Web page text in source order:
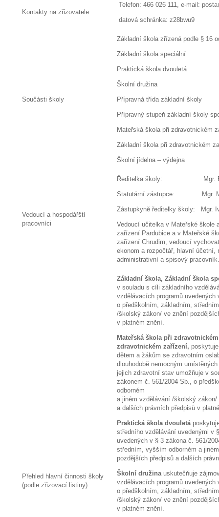
Kontakty na zřizovatele
Telefon: 466 026 111, e-mail:
datová schránka: z28bwu9
Součásti školy
Základní škola zřízená podle § 16
Základní škola speciální
Praktická škola dvouletá
Školní družina
Přípravná třída základní školy
Přípravný stupeň základní školy
Mateřská škola při zdravotnickém
Základní škola při zdravotnickém
Školní jídelna – výdejna
Vedoucí a hospodářští
pracovníci
Ředitelka školy: Mgr.
Statutární zástupce: Mgr.
Zástupkyně ředitelky školy: Mgr.
Vedoucí učitelka v Mateřské škole
zařízení Pardubice a v Mateřské
zařízení Chrudim, vedoucí
ekonom a rozpočtář, hlavní účetní,
administrativní a
Přehled hlavní činnosti školy
(podle zřizovací listiny)
Základní škola, Základní škola
v souladu s cíli základního
vzdělávacích programů
o předškolním, základním,
/školský zákon/ ve znění
v platném znění.
Mateřská škola při
zdravotnickém zařízení,
dětem a žákům se zdravotním
dlouhodobě nemocným
jejich zdravotní stav umožňuje v
zákonem č. 561/2004 Sb., o
odborném
a jiném vzdělávání /školský
a dalších právních předpisů v
Praktická škola dvouletá
středního vzdělávání uvedenými v
uvedených v § 3 zákona č. 561/
středním, vyšším odborném a
pozdějších předpisů a dalších
Školní družina uskutečňuje
vzdělávacích programů
o předškolním, základním,
/školský zákon/ ve znění
v platném znění.